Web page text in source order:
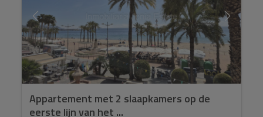
Appartement met 2 slaapkamers op de
eerste lijn van het ...